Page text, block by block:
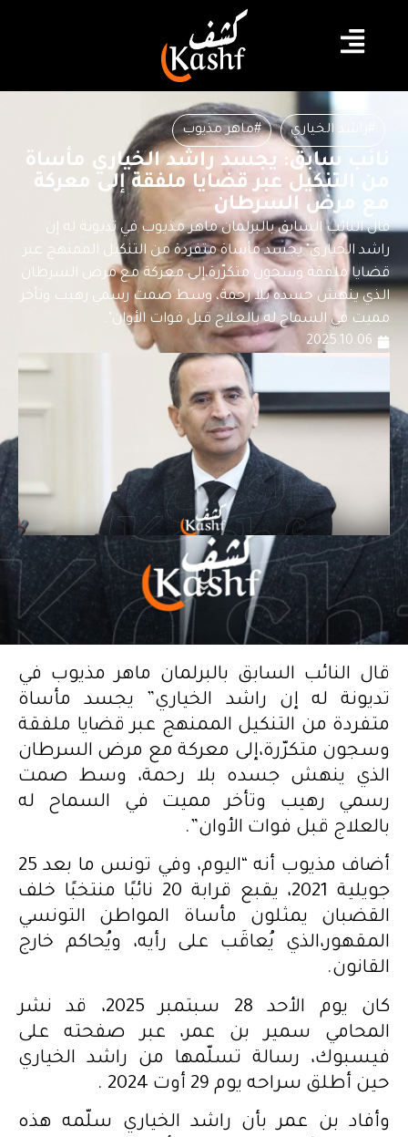
#راشد الخياري #ماهر مذيوب
نائب سابق: يجسد راشد الخياري مأساة
من التنكيل عبر قضايا ملفقة إلى معركة
مع مرض السرطان
قال النائب السابق بالبرلمان ماهر مذيوب في تديونة له إن
راشد الخياري" يجسد مأساة متفردة من التنكيل الممنهج عبر
قضايا ملفقة وسجون متكرّرة،إلى معركة مع مرض السرطان
الذي ينهش جسده بلا رحمة، وسط صمت رسمي رهيب وتأخر
مميت في السماح له بالعلاج قبل فوات الأوان".
2025.10.06
قال النائب السابق بالبرلمان ماهر مذيوب في
تديونة له إن راشد الخياري” يجسد مأساة
متفردة من التنكيل الممنهج عبر قضايا ملفقة
وسجون متكرّرة،إلى معركة مع مرض السرطان
الذي ينهش جسده بلا رحمة، وسط صمت
رسمي رهيب وتأخر مميت في السماح له
بالعلاج قبل فوات الأوان”.
أضاف مذيوب أنه “اليوم، وفي تونس ما بعد 25
جويلية 2021، يقبع قرابة 20 نائبًا منتخبًا خلف
القضبان يمثلون مأساة المواطن التونسي
المقهور،الذي يُعاقَب على رأيه، ويُحاكم خارج
القانون.
كان يوم الأحد 28 سبتمبر 2025، قد نشر
المحامي سمير بن عمر، عبر صفحته على
فيسبوك، رسالة تسلّمها من راشد الخياري
حين أطلق سراحه يوم 29 أوت 2024 .
وأفاد بن عمر بأن راشد الخياري سلّمه هذه